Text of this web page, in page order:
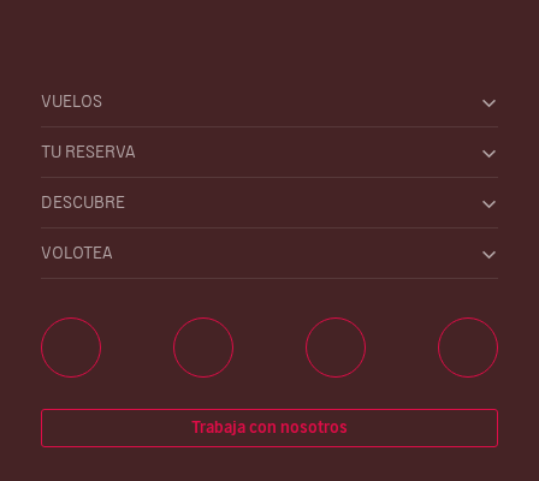
VUELOS
TU RESERVA
DESCUBRE
VOLOTEA
Trabaja con nosotros